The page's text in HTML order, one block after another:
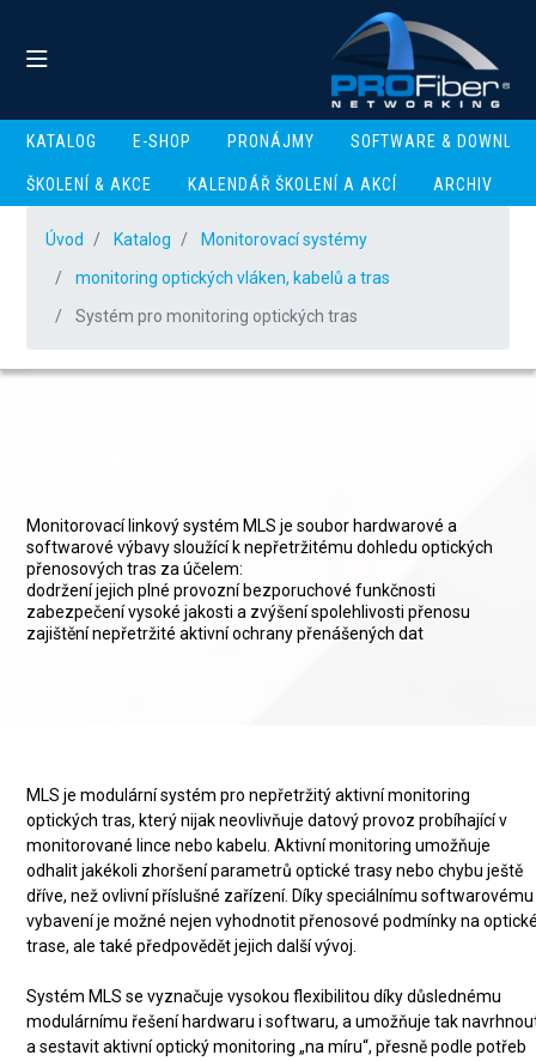
KATALOG E-SHOP PRONÁJMY SOFTWARE &
ŠKOLENÍ & AKCE KALENDÁŘ ŠKOLENÍ A AKCÍ ARCHIV
Úvod Katalog
Monitorovací systémy
monitoring optických vláken, kabelů a tras
Systém pro monitoring optických tras
Monitorovací linkový systém MLS je soubor hardwarové a
softwarové výbavy sloužící k nepřetržitému dohledu optických
přenosových tras za účelem:
dodržení jejich plné provozní bezporuchové funkčnosti
zabezpečení vysoké jakosti a zvýšení spolehlivosti přenosu
zajištění nepřetržité aktivní ochrany přenášených dat
MLS je modulární systém pro nepřetržitý aktivní monitoring
optických tras, který nijak neovlivňuje datový provoz probíhající v
monitorované lince nebo kabelu. Aktivní monitoring umožňuje
odhalit jakékoli zhoršení parametrů optické trasy nebo chybu ještě
dříve, než ovlivní příslušné zařízení. Díky speciálnímu softwarovému
vybavení je možné nejen vyhodnotit přenosové podmínky na
trase, ale také předpovědět jejich další vývoj.
Systém MLS se vyznačuje vysokou flexibilitou díky důslednému
modulárnímu řešení hardwaru i softwaru, a umožňuje tak
a sestavit aktivní optický monitoring „na míru“, přesně podle potřeb